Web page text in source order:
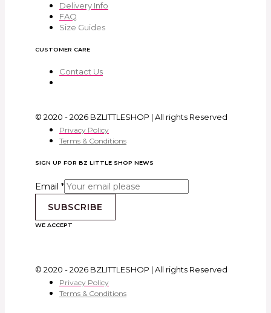
Delivery Info
FAQ
Size Guides
CUSTOMER CARE
Contact Us
© 2020 - 2026 BZLITTLESHOP | All rights Reserved
Privacy Policy
Terms & Conditions
SIGN UP FOR BZ LITTLE SHOP NEWS
Email *
SUBSCRIBE
WE ACCEPT
© 2020 - 2026 BZLITTLESHOP | All rights Reserved
Privacy Policy
Terms & Conditions